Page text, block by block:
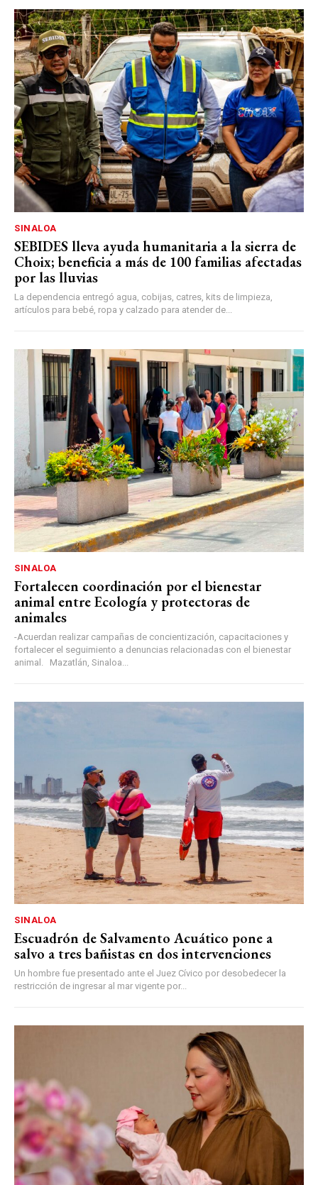
SINALOA
SEBIDES lleva ayuda humanitaria a la sierra de
Choix; beneficia a más de 100 familias afectadas
por las lluvias
La dependencia entregó agua, cobijas, catres, kits de limpieza,
artículos para bebé, ropa y calzado para atender de...
SINALOA
Fortalecen coordinación por el bienestar
animal entre Ecología y protectoras de
animales
-Acuerdan realizar campañas de concientización, capacitaciones y
fortalecer el seguimiento a denuncias relacionadas con el bienestar
animal. Mazatlán, Sinaloa...
SINALOA
Escuadrón de Salvamento Acuático pone a
salvo a tres bañistas en dos intervenciones
Un hombre fue presentado ante el Juez Cívico por desobedecer la
restricción de ingresar al mar vigente por...